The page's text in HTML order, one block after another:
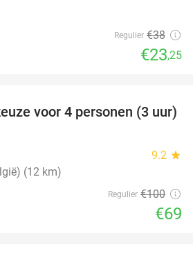
Regulier €38
€23,25
31%
voor 4 personen (3 uur)
9.2 star
(12 km)
Regulier €100
€69